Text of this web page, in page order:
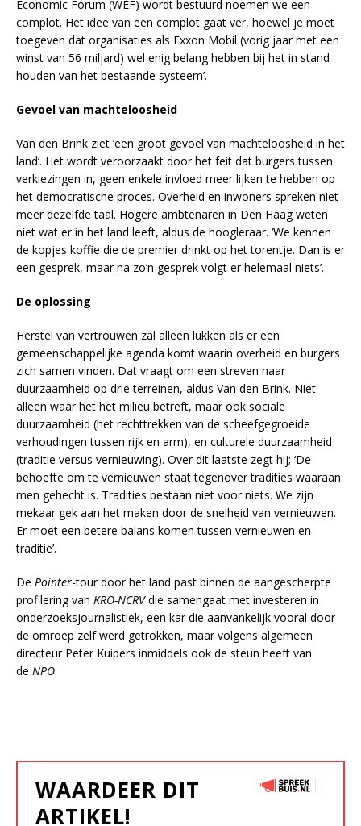
Economic Forum (WEF) wordt bestuurd noemen we een
complot. Het idee van een complot gaat ver, hoewel je moet
toegeven dat organisaties als Exxon Mobil (vorig jaar met een
winst van 56 miljard) wel enig belang hebben bij het in stand
houden van het bestaande systeem’.
Gevoel van machteloosheid
Van den Brink ziet ‘een groot gevoel van machteloosheid in het
land’. Het wordt veroorzaakt door het feit dat burgers tussen
verkiezingen in, geen enkele invloed meer lijken te hebben op
het democratische proces. Overheid en inwoners spreken niet
meer dezelfde taal. Hogere ambtenaren in Den Haag weten
niet wat er in het land leeft, aldus de hoogleraar. ‘We kennen
de kopjes koffie die de premier drinkt op het torentje. Dan is er
een gesprek, maar na zo’n gesprek volgt er helemaal niets’.
De oplossing
Herstel van vertrouwen zal alleen lukken als er een
gemeenschappelijke agenda komt waarin overheid en burgers
zich samen vinden. Dat vraagt om een streven naar
duurzaamheid op drie terreinen, aldus Van den Brink. Niet
alleen waar het het milieu betreft, maar ook sociale
duurzaamheid (het rechttrekken van de scheefgegroeide
verhoudingen tussen rijk en arm), en culturele duurzaamheid
(traditie versus vernieuwing). Over dit laatste zegt hij; ‘De
behoefte om te vernieuwen staat tegenover tradities waaraan
men gehecht is. Tradities bestaan niet voor niets. We zijn
mekaar gek aan het maken door de snelheid van vernieuwen.
Er moet een betere balans komen tussen vernieuwen en
traditie’.
De Pointer-tour door het land past binnen de aangescherpte
profilering van KRO-NCRVdie samengaat met investeren in
onderzoeksjournalistiek, een kar die aanvankelijk vooral door
de omroep zelf werd getrokken, maar volgens algemeen
directeur Peter Kuipers inmiddels ook de steun heeft van
de NPO.
WAARDEER DIT
ARTIKEL!